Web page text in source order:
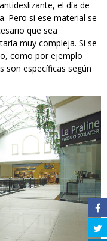
el día de
Pero si ese material se
que sea
muy compleja. Si se
como por ejemplo
son específicas según